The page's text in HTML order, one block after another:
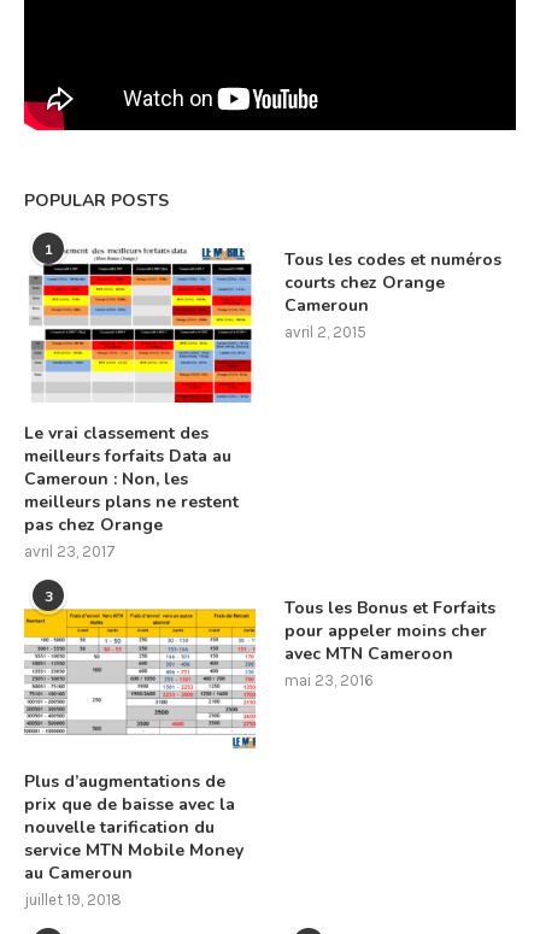
POPULAR POSTS
1
Le vrai classement des
meilleurs forfaits Data au
Cameroun : Non, les
meilleurs plans ne restent
pas chez Orange
avril 23, 2017
Tous les codes et numéros
courts chez Orange
Cameroun
avril 2, 2015
3
Plus d’augmentations de
prix que de baisse avec la
nouvelle tarification du
service MTN Mobile Money
au Cameroun
juillet 19, 2018
Tous les Bonus et Forfaits
pour appeler moins cher
avec MTN Cameroon
mai 23, 2016